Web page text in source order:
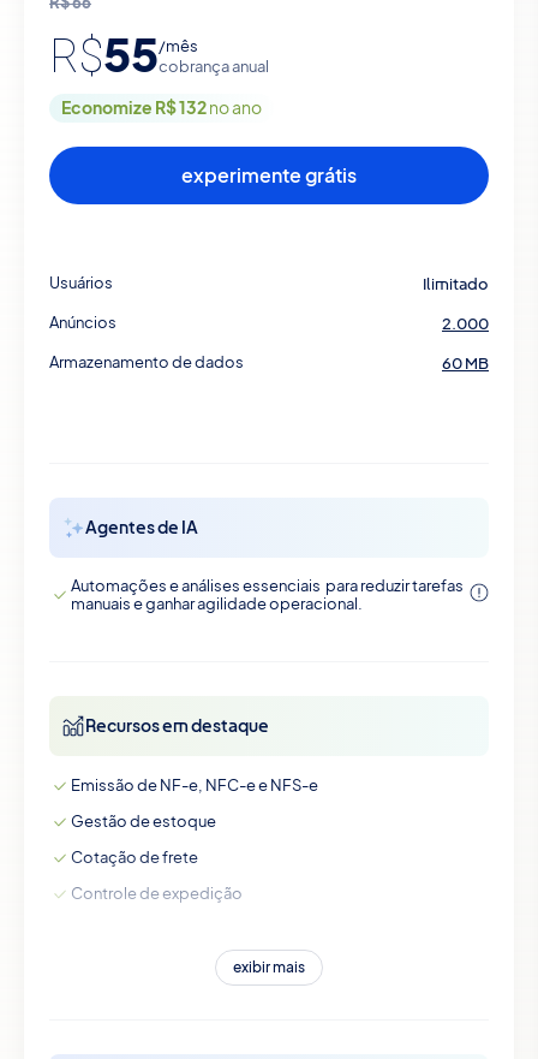
R$55/mês
cobrança anual
Economize R$ 132no ano
experimente grátis
Usuários
Ilimitado
Anúncios
2.000
Armazenamento de dados
60 MB
Agentes de IA
Automações e análises essenciais para reduzir tarefas
manuais e ganhar agilidade operacional.
Recursos em destaque
Emissão de NF-e, NFC-e e NFS-e
Gestão de estoque
Cotação de frete
Controle de expedição
exibir mais